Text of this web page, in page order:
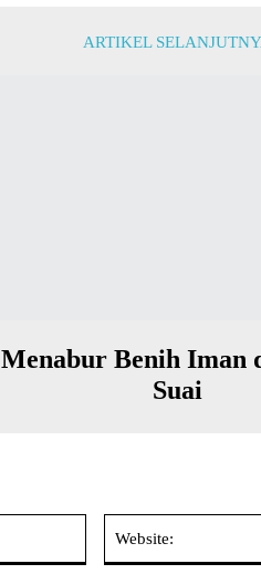
ARTIKEL
Menabur Benih Iman
Suai